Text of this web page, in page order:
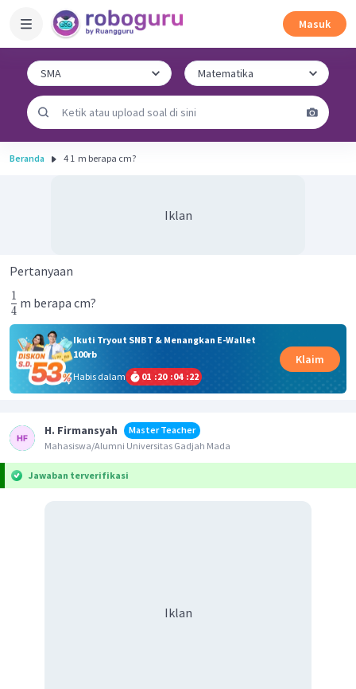
Masuk
Beranda 4 1 ​ m berapa cm?
Iklan
Pertanyaan
4
1 m berapa cm?
Ikuti Tryout SNBT & Menangkan E-Wallet
100rb
Habis dalam
01 :20 :04 :22
Klaim
H. Firmansyah
Master Teacher
Mahasiswa/Alumni Universitas Gadjah Mada
Jawaban terverifikasi
Iklan